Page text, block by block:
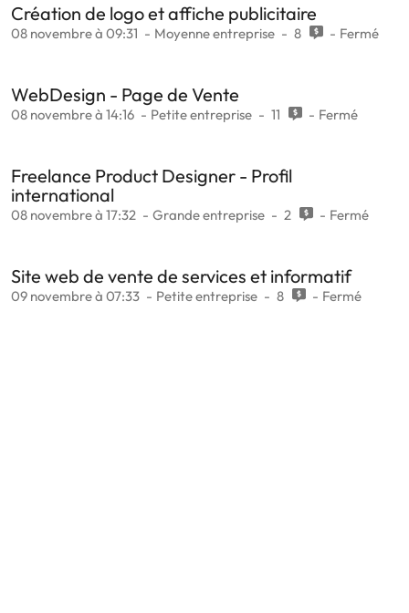
Création de logo et affiche publicitaire
08 novembre à 09:31 Moyenne entreprise 8 Fermé
WebDesign - Page de Vente
08 novembre à 14:16 Petite entreprise 11 Fermé
Freelance Product Designer - Profil
international
08 novembre à 17:32 Grande entreprise 2 Fermé
Site web de vente de services et informatif
09 novembre à 07:33 Petite entreprise 8 Fermé